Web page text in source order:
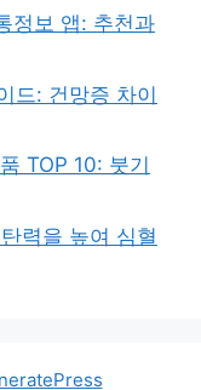
정보 앱: 추천과
드: 건망증 차이
TOP 10: 붓기
력을 높여 심혈